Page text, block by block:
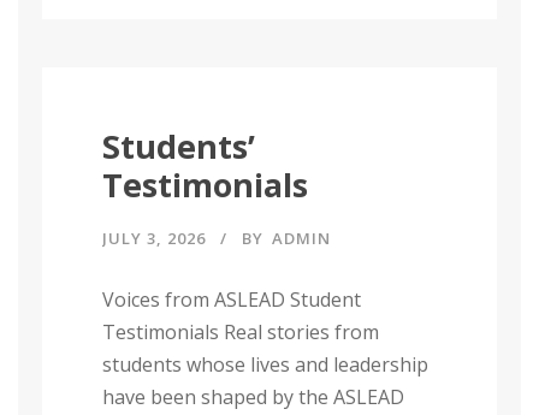
Students’
Testimonials
JULY 3, 2026 BY ADMIN
Voices from ASLEAD Student
Testimonials Real stories from
students whose lives and leadership
have been shaped by the ASLEAD